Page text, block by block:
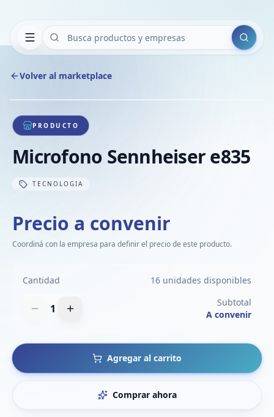
Buscar
Volver al marketplace
1/1
PRODUCTO
Microfono Sennheiser e835
TECNOLOGIA
Precio a convenir
Coordiná con la empresa para definir el precio de este producto.
Cantidad 16 unidades disponibles
1
Subtotal
A convenir
Agregar al carrito
Comprar ahora